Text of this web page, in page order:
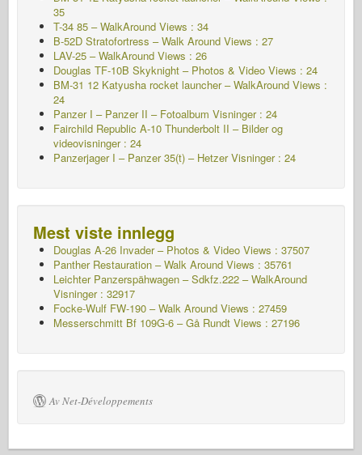
35
T-34 85 – WalkAround Views : 34
B-52D Stratofortress – Walk Around Views : 27
LAV-25 – WalkAround Views : 26
Douglas TF-10B Skyknight – Photos & Video Views : 24
BM-31 12 Katyusha rocket launcher – WalkAround Views :
24
Panzer I – Panzer II – Fotoalbum Visninger : 24
Fairchild Republic A-10 Thunderbolt II – Bilder og
videovisninger : 24
Panzerjager I – Panzer 35(t) – HetzerVisninger : 24
Mest viste innlegg
Douglas A-26 Invader – Photos & Video Views : 37507
Panther Restauration – Walk Around Views : 35761
Leichter Panzerspähwagen – Sdkfz.222 – WalkAround
Visninger : 32917
Focke-Wulf FW-190 – Walk Around Views : 27459
Messerschmitt Bf 109G-6 – Gå Rundt Views : 27196
Av Net-Développements